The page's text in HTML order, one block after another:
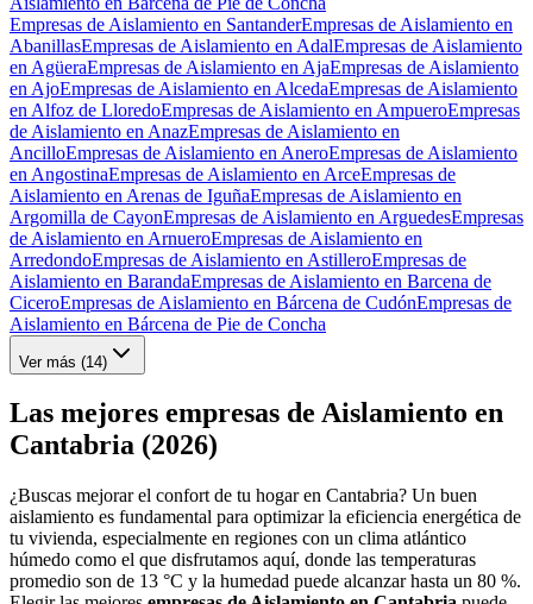
Empresas de Aislamiento en SantanderEmpresas de Aislamiento en
AbanillasEmpresas de Aislamiento en AdalEmpresas de Aislamiento
en AgüeraEmpresas de Aislamiento en AjaEmpresas de Aislamiento
en AjoEmpresas de Aislamiento en AlcedaEmpresas de Aislamiento
en Alfoz de LloredoEmpresas de Aislamiento en AmpueroEmpresas
de Aislamiento en AnazEmpresas de Aislamiento en
AncilloEmpresas de Aislamiento en AneroEmpresas de Aislamiento
en AngostinaEmpresas de Aislamiento en ArceEmpresas de
Aislamiento en Arenas de IguñaEmpresas de Aislamiento en
Argomilla de CayonEmpresas de Aislamiento en ArguedesEmpresas
de Aislamiento en ArnueroEmpresas de Aislamiento en
ArredondoEmpresas de Aislamiento en AstilleroEmpresas de
Aislamiento en BarandaEmpresas de Aislamiento en Barcena de
CiceroEmpresas de Aislamiento en Bárcena de CudónEmpresas de
Aislamiento en Bárcena de Pie de Concha
Ver más (14)
Las mejores empresas de Aislamiento en
Cantabria (2026)
¿Buscas mejorar el confort de tu hogar en Cantabria? Un buen
aislamiento es fundamental para optimizar la eficiencia energética de
tu vivienda, especialmente en regiones con un clima atlántico
húmedo como el que disfrutamos aquí, donde las temperaturas
promedio son de 13 °C y la humedad puede alcanzar hasta un 80 %.